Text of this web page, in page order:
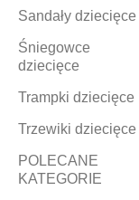
Sandały dziecięce
Śniegowce
dziecięce
Trampki dziecięce
Trzewiki dziecięce
POLECANE
KATEGORIE